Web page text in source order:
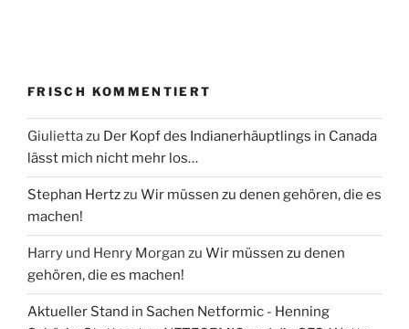
FRISCH KOMMENTIERT
Giuliettazu Der Kopf des Indianerhäuptlings in Canada
lässt mich nicht mehr los…
Stephan Hertzzu Wir müssen zu denen gehören, die es
machen!
Harry und Henry Morgan zu Wir müssen zu denen
gehören, die es machen!
Aktueller Stand in Sachen Netformic - Henning